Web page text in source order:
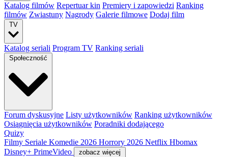
Katalog filmów Repertuar kin Premiery i zapowiedzi Ranking
filmów Zwiastuny Nagrody Galerie filmowe Dodaj film
TV
Katalog seriali Program TV Ranking seriali
Społeczność
Forum dyskusyjne Listy użytkowników Ranking użytkowników
Osiągnięcia użytkowników Poradniki dodającego
Quizy
Filmy Seriale Komedie 2026 Horrory 2026 Netflix Hbomax
Disney+ PrimeVideo zobacz więcej